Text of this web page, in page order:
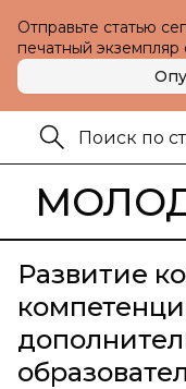
Отправьте статью
печатный экземпляр
Развитие